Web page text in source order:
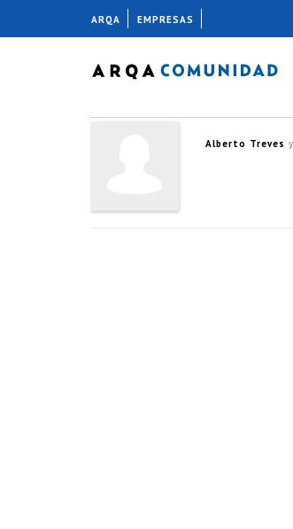
Alberto Treves y
ARQA EMPRESAS